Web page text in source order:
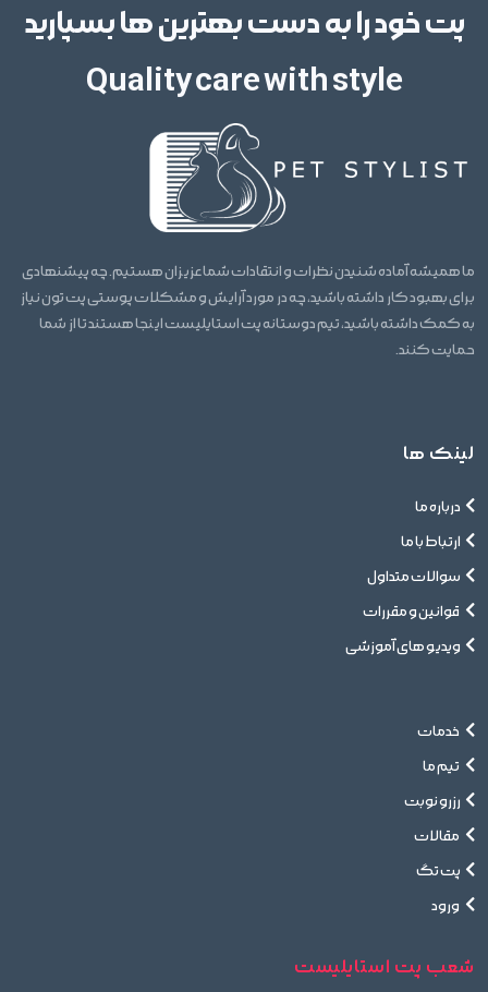
پت خود را به دست بهترین ها بسپارید
Quality care with style
ما همیشه آماده شنیدن نظرات و انتقادات شما عزیزان هستیم. چه پیشنهادی
برای بهبود کار داشته باشید، چه در مورد آرایش و مشکلات پوستی پت تون نیاز
به کمک داشته باشید، تیم دوستانه پت استایلیست اینجا هستند تا از شما
حمایت کنند.
لینک ها
درباره ما
ارتباط با ما
سوالات متداول
قوانین و مقررات
ویدیو های آموزشی
خدمات
تیم ما
رزرو نوبت
مقالات
پت تگ
ورود
شعب پت استایلیست